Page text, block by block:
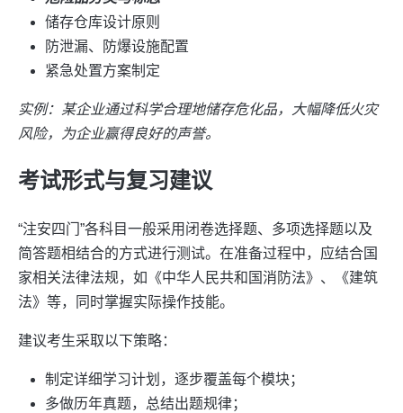
储存仓库设计原则
防泄漏、防爆设施配置
紧急处置方案制定
实例：某企业通过科学合理地储存危化品，大幅降低火灾
风险，为企业赢得良好的声誉。
考试形式与复习建议
“注安四门”各科目一般采用闭卷选择题、多项选择题以及
简答题相结合的方式进行测试。在准备过程中，应结合国
家相关法律法规，如《中华人民共和国消防法》、《建筑
法》等，同时掌握实际操作技能。
建议考生采取以下策略：
制定详细学习计划，逐步覆盖每个模块；
多做历年真题，总结出题规律；